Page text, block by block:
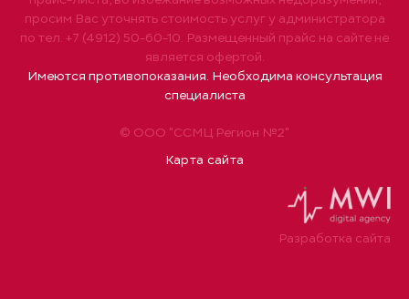
© ООО "ССМЦ Регион №2"
Карта сайта
просим Вас уточнять стоимость услуг у администратора
по тел. +7 (4912) 50-60-10. Размещенный прайс на сайте не
является офертой.
Имеются противопоказания. Необходима консультация
специалиста
Разработка сайта